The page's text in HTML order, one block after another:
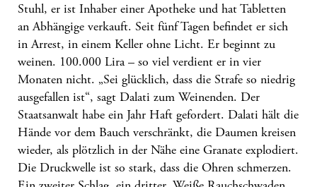
Stuhl, er ist Inhaber einer Apotheke und hat Tabletten
an Abhängige verkauft. Seit fünf Tagen befindet er sich
in Arrest, in einem Keller ohne Licht. Er beginnt zu
weinen. 100.000 Lira – so viel verdient er in vier
Monaten nicht. „Sei glücklich, dass die Strafe so niedrig
ausgefallen ist“, sagt Dalati zum Weinenden. Der
Staatsanwalt habe ein Jahr Haft gefordert. Dalati hält die
Hände vor dem Bauch verschränkt, die Daumen kreisen
wieder, als plötzlich in der Nähe eine Granate explodiert.
Die Druckwelle ist so stark, dass die Ohren schmerzen.